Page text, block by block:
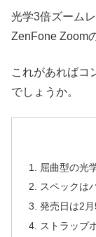
光学3倍ズーム
ZenFone Zoom
これがあればコ
でしょうか。
屈曲型の光
スペックは
発売日は2
ストラップ